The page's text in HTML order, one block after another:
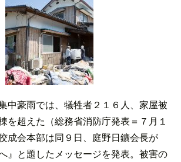
中豪雨では、犠牲者２１６人、家屋被
を超えた（総務省消防庁発表＝７月１
成会本部は同９日、庭野日鑛会長が
』と題したメッセージを発表。被害の